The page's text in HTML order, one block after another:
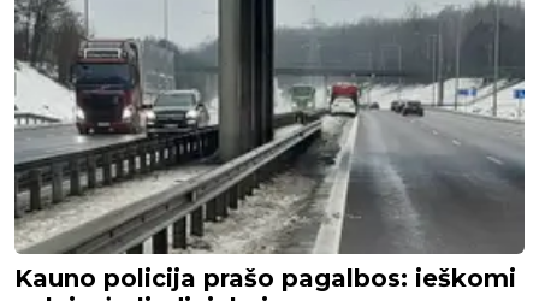
Kauno policija prašo pagalbos: ieškomi